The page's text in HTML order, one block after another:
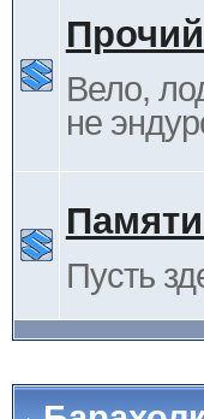
Вело,
не
Пусть